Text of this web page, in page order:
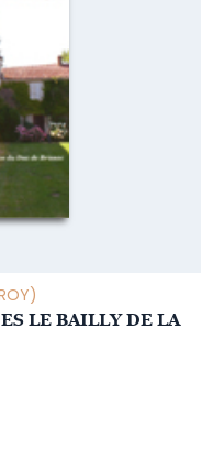
LE BAILLY DE LA